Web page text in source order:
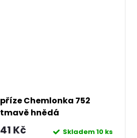
příze Chemlonka 752
tmavě hnědá
41 Kč Skladem10 ks